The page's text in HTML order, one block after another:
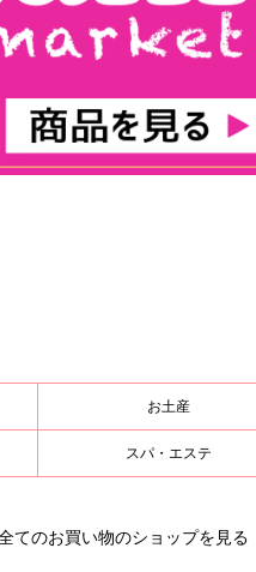
お土産
スパ・エステ
てのお買い物のショップを見る